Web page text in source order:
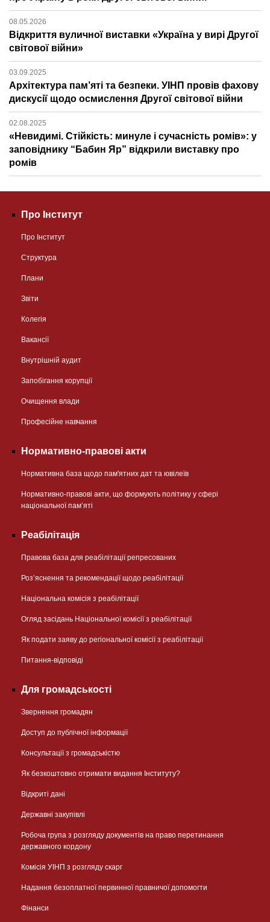
08.05.2026
Відкриття вуличної виставки «Україна у вирі Другої
світової війни»
03.09.2025
Архітектура пам’яті та безпеки. УІНП провів фахову
дискусії щодо осмислення Другої світової війни
02.08.2025
«Невидимі. Стійкість: минуле і сучасність ромів»: у
заповіднику “Бабин Яр” відкрили виставку про
ромів
Про Інститут
Про Інститут
Структура
Плани
Звіти
Колегія
Вакансії
Внутрішній аудит
Запобігання корупції
Очищення влади
Професійне навчання
Нормативно-правові акти
Нормативна база щодо пам'ятних дат та ювілеїв
Нормативно-правові акти, що формують політику у сфері
національної памʼяті
Реабілітація
Правова база для реабілітації репресованих
Розʼяснення та рекомендації щодо реабілітації
Національна комісія з реабілітації
Огляд засідань Національної комісії з реабілітації
Як подати заяву до регіональної комісії з реабілітації
Питання-відповіді
Для громадськості
Звернення громадян
Доступ до публічної інформації
Консультації з громадськістю
Як безкоштовно отримати видання Інституту?
Відкриті дані
Державні закупівлі
Робоча група з розгляду документів на право перетинання
державного кордону
Комісія УІНП з розгляду скарг
Надання безоплатної первинної правничої допомогти
Фінанси